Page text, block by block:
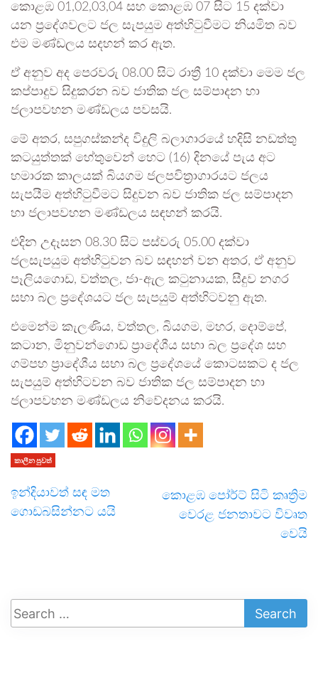
කොළඹ 01,02,03,04 සහ කොළඹ 07 සිට 15 දක්වා
යන ප්‍රදේශවලට ජල සැපයුම අත්හිටුවීමට නියමිත බව
එම මණ්ඩලය සදහන් කර ඇත.
ඒ අනුව අද පෙරවරු 08.00 සිට රාත්‍රී 10 දක්වා මෙම ජල
කප්පාදුව සිදුකරන බව ජාතික ජල සම්පාදන හා
ජලාපවහන මණ්ඩලය පවසයි.
මේ අතර, සපුගස්කන්ද විදුලි බලාගාරයේ හදිසි නඩත්තු
කටයුත්තක් හේතුවෙන් හෙට (16) දිනයේ පැය අට
හමාරක කාලයක් බියගම ජලපවිත්‍රාගාරයට ජලය
සැපයීම අත්හිටුවීමට සිදුවන බව ජාතික ජල සම්පාදන
හා ජලාපවහන මණ්ඩලය සඳහන් කරයි.
එදින උදෑසන 08.30 සිට පස්වරු 05.00 දක්වා
ජලසැපයුම අත්හිටුවන බව සඳහන් වන අතර, ඒ අනුව
පෑලියගොඩ, වත්තල, ජා-ඇල කටුනායක, සීදුව නගර
සභා බල ප්‍රදේශයට ජල සැපයුම් අත්හිටවනු ඇත.
එමෙන්ම කැලණිය, වත්තල, බියගම, මහර, දොම්පේ,
කටාන, මිනුවන්ගොඩ ප්‍රාදේශීය සභා බල ප්‍රදේශ සහ
ගම්පහ ප්‍රාදේශීය සභා බල ප්‍රදේශයේ කොටසකට ද ජල
සැපයුම් අත්හිටවන බව ජාතික ජල සම්පාදන හා
ජලාපවහන මණ්ඩලය නිවේදනය කරයි.
කාලීන පුවත්
ඉන්දියාවත් සඳ මත
ගොඩබසින්නට යයි
කොළඹ පෝර්ට් සිටි කෘත්‍රිම
වෙරළ ජනතාවට විවෘත
වෙයි